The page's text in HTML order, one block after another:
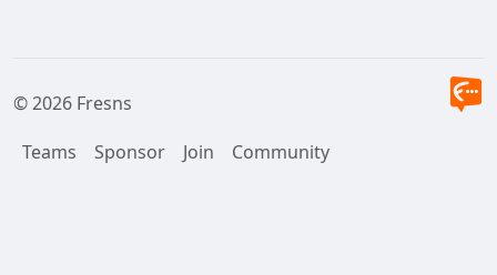
© 2026 Fresns
Teams
Sponsor Join Community